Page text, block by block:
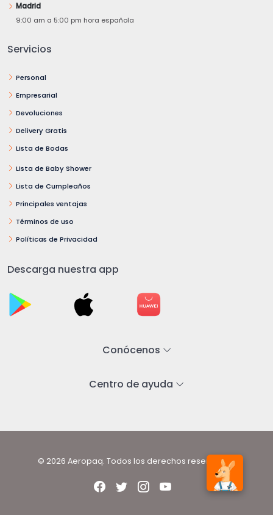
Madrid
9:00 am a 5:00 pm hora española
Servicios
Personal
Empresarial
Devoluciones
Delivery Gratis
Lista de Bodas
Lista de Baby Shower
Lista de Cumpleaños
Principales ventajas
Términos de uso
Políticas de Privacidad
Descarga nuestra app
Conócenos
Centro de ayuda
© 2026 Aeropaq. Todos los derechos reservados.